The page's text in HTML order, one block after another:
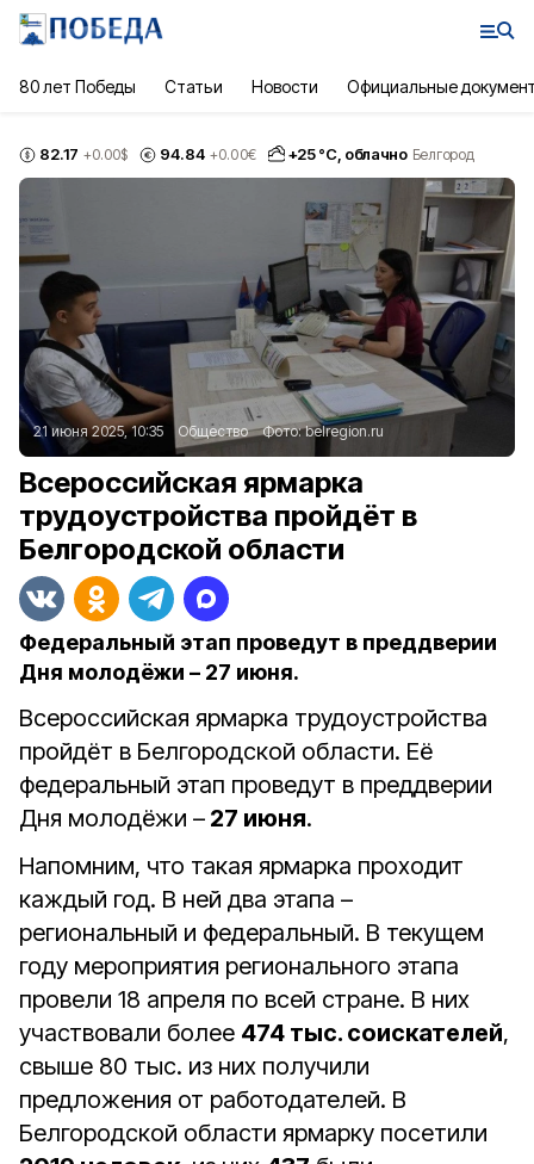
80 лет Победы Статьи Новости Официальные
82.17 +0.00$ 94.84 +0.00€ +25°С, облачно Белгород
21 июня 2025, 10:35 Общество Фото:belregion.ru
Всероссийская ярмарка
трудоустройства пройдёт в
Белгородской области
Федеральный этап проведут в преддверии
Дня молодёжи – 27 июня.
Всероссийская ярмарка трудоустройства
пройдёт в Белгородской области. Её
федеральный этап проведут в преддверии
Дня молодёжи – 27 июня.
Напомним, что такая ярмарка проходит
каждый год. В ней два этапа –
региональный и федеральный. В текущем
году мероприятия регионального этапа
провели 18 апреля по всей стране. В них
участвовали более 474 тыс. соискателей,
свыше 80 тыс. из них получили
предложения от работодателей. В
Белгородской области ярмарку посетили